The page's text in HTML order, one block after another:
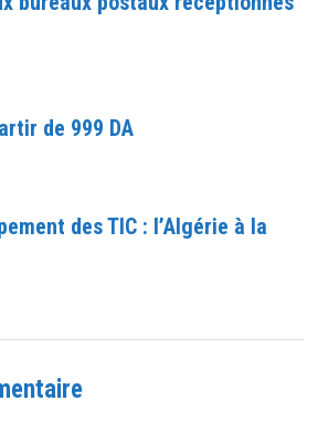
de 999 DA
des TIC : l’Algérie à la